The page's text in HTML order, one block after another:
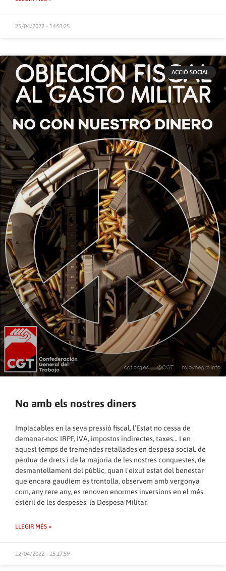
25/04/2022 - 14:53:25
ACCIÓ SOCIAL
No amb els nostres diners
Implacables en la seva pressió fiscal, l’Estat no cessa de
demanar-nos: IRPF, IVA, impostos indirectes, taxes… I en
aquest temps de tremendes retallades en despesa social, de
pèrdua de drets i de la majoria de les nostres conquestes, de
desmantellament del públic, quan l’eixut estat del benestar
que encara gaudíem es trontolla, observem amb vergonya
com, any rere any, es renoven enormes inversions en el més
estèril de les despeses: la Despesa Militar.
LLEGIR MÉS »
12/04/2022 - 15:17:59